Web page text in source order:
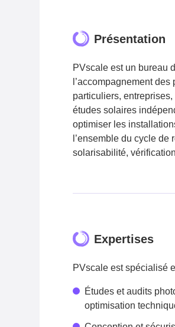
Présentation
PVscale est un bureau
l’accompagnement
particuliers,
études solaires
optimiser les
l’ensemble du cycle
solarisabilité,
Expertises
PVscale est spécialisé
Études et audits
optimisation